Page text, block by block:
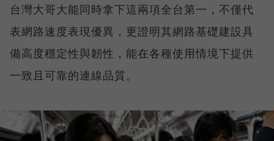
台灣大哥大能同時拿下這兩項全台第一，不僅代
表網路速度表現優異，更證明其網路基礎建設具
備高度穩定性與韌性，能在各種使用情境下提供
一致且可靠的連線品質。